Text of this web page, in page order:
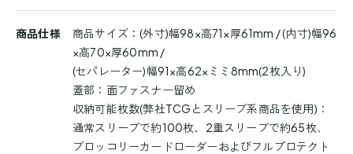
商品仕様
商品サイズ：(外寸)幅98×高71×厚61mm / (内寸)幅96
×高70×厚60mm /
(セパレーター)幅91×高62×ミミ8mm(2枚入り)
蓋部：面ファスナー留め
収納可能枚数(弊社TCGとスリーブ系商品を使用)：
通常スリーブで約100枚、2重スリーブで約65枚、
ブロッコリーカードローダーおよびフルプロテクト